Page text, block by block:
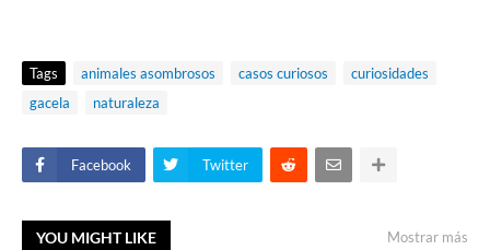
Tags animales asombrosos casos curiosos
curiosidades
gacela
naturaleza
Facebook Twitter
YOU MIGHT LIKE Mostrar más